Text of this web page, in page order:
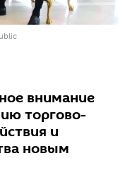
внимание
торгово-
и
новым